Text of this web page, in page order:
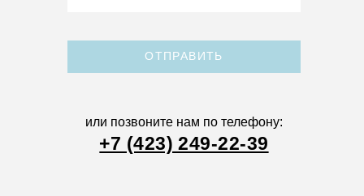
ОТПРАВИТЬ
или позвоните нам по телефону:
+7 (423) 249-22-39